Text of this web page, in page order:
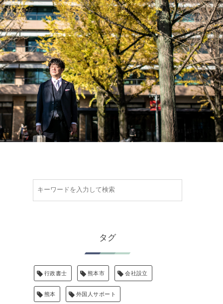
タグ
行政書士 熊本市 会社設立
熊本 外国人サポート